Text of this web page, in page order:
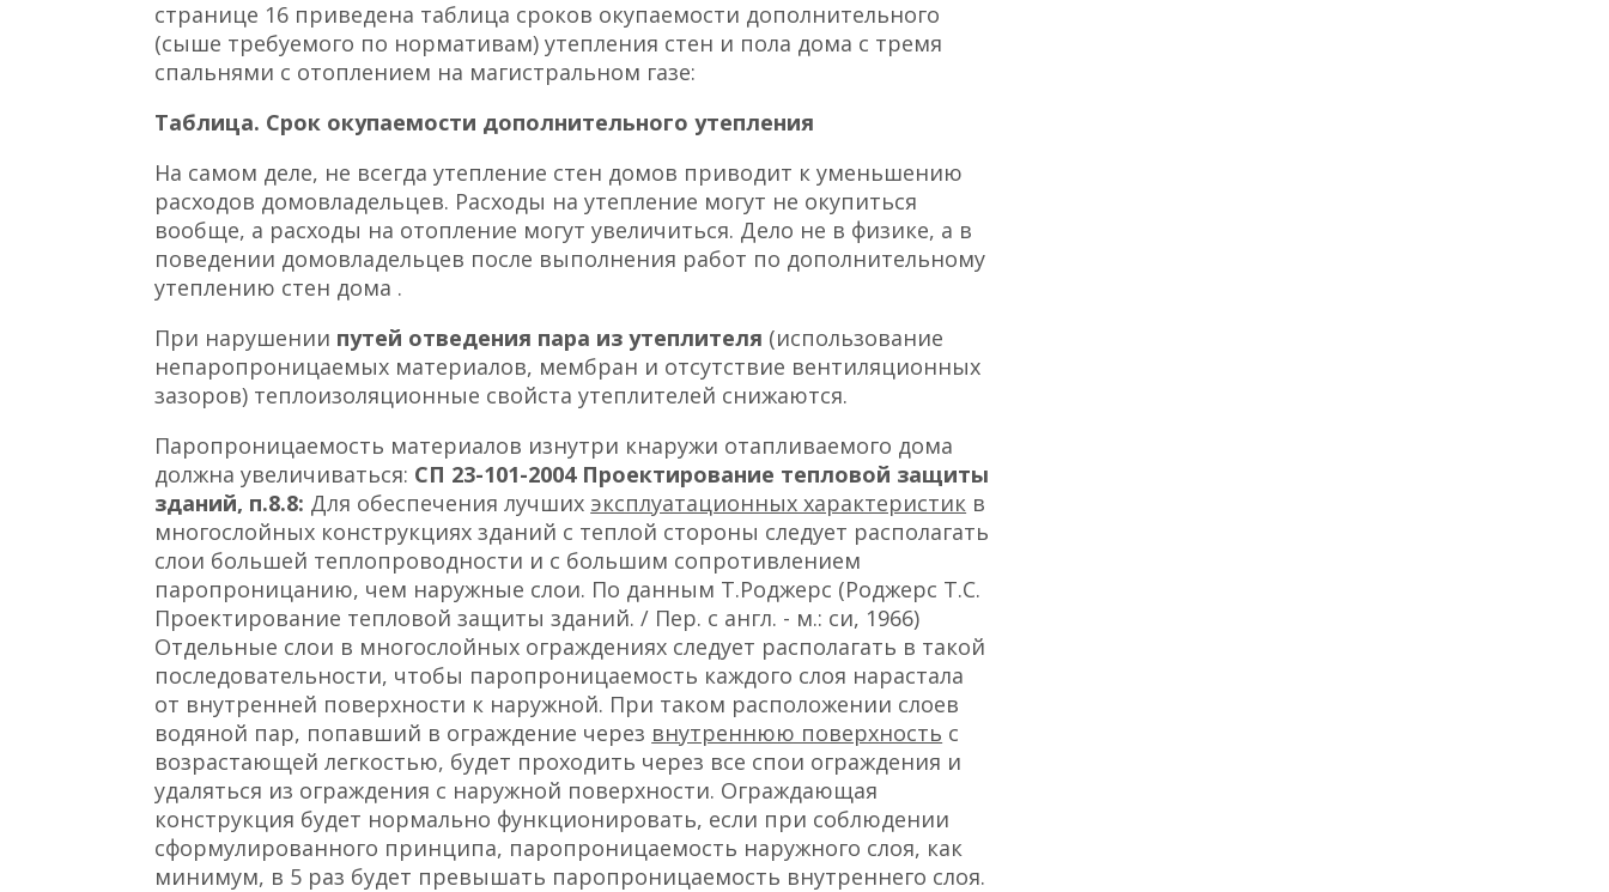
странице 16 приведена таблица сроков окупаемости дополнительного
(сыше требуемого по нормативам) утепления стен и пола дома с тремя
спальнями с отоплением на магистральном газе:
Таблица. Срок окупаемости дополнительного утепления
На самом деле, не всегда утепление стен домов приводит к уменьшению
расходов домовладельцев. Расходы на утепление могут не окупиться
вообще, а расходы на отопление могут увеличиться. Дело не в физике, а в
поведении домовладельцев после выполнения работ по дополнительному
утеплению стен дома .
При нарушении путей отведения пара из утеплителя (использование
непаропроницаемых материалов, мембран и отсутствие вентиляционных
зазоров) теплоизоляционные свойста утеплителей снижаются.
Паропроницаемость материалов изнутри кнаружи отапливаемого дома
должна увеличиваться: СП 23-101-2004 Проектирование тепловой защиты
зданий, п.8.8: Для обеспечения лучших эксплуатационных характеристик в
многослойных конструкциях зданий с теплой стороны следует располагать
слои большей теплопроводности и с большим сопротивлением
паропроницанию, чем наружные слои. По данным Т.Роджерс (Роджерс Т.С.
Проектирование тепловой защиты зданий. / Пер. с англ. - м.: си, 1966)
Отдельные слои в многослойных ограждениях следует располагать в такой
последовательности, чтобы паропроницаемость каждого слоя нарастала
от внутренней поверхности к наружной. При таком расположении слоев
водяной пар, попавший в ограждение через внутреннюю поверхность с
возрастающей легкостью, будет проходить через все спои ограждения и
удаляться из ограждения с наружной поверхности. Ограждающая
конструкция будет нормально функционировать, если при соблюдении
сформулированного принципа, паропроницаемость наружного слоя, как
минимум, в 5 раз будет превышать паропроницаемость внутреннего слоя.